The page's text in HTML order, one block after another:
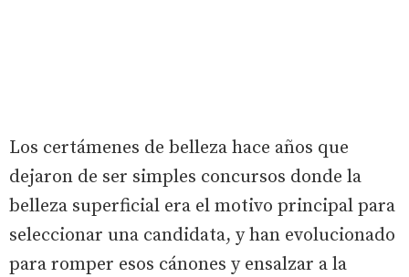
Los certámenes de belleza hace años que
dejaron de ser simples concursos donde la
belleza superficial era el motivo principal para
seleccionar una candidata, y han evolucionado
para romper esos cánones y ensalzar a la